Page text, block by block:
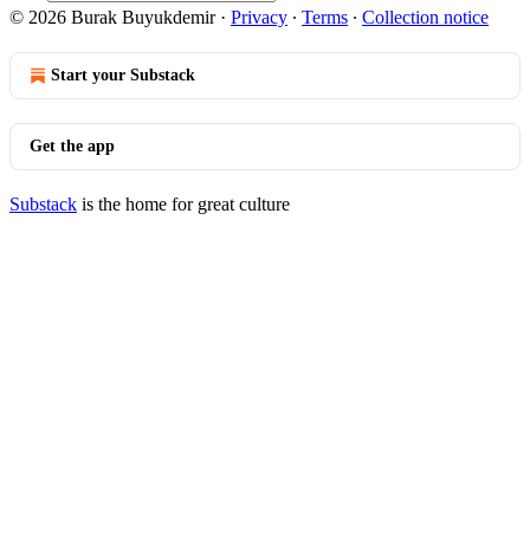
© 2026 Burak Buyukdemir· Privacy ∙ Terms ∙ Collection notice
Start your Substack
Get the app
Substack is the home for great culture